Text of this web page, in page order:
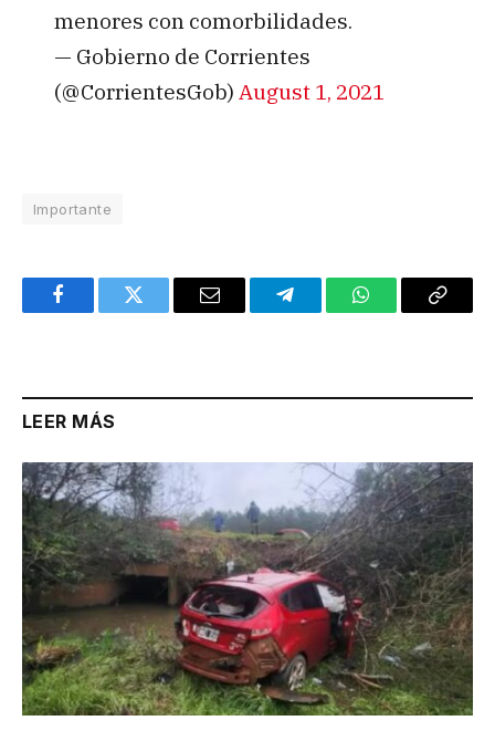
menores con comorbilidades.
— Gobierno de Corrientes
(@CorrientesGob) August 1, 2021
Importante
FacebookTwitter Email TelegramWhatsAppCopy
LEER MÁS